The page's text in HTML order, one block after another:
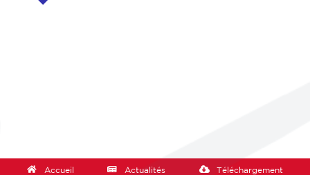
Accueil Actualités Téléchargement